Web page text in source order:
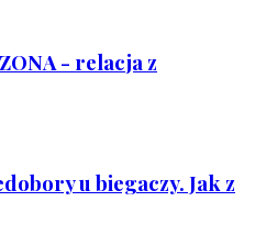
- relacja z
u biegaczy. Jak z